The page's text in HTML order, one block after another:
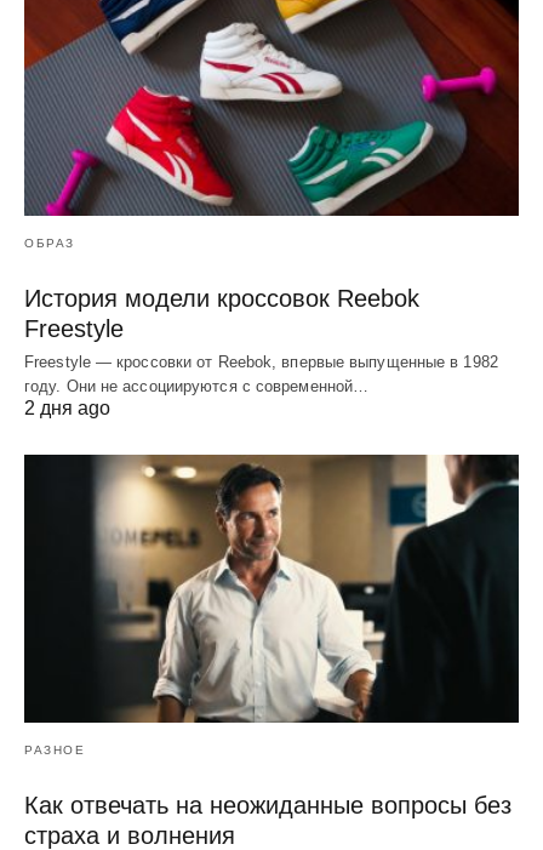
ОБРАЗ
История модели кроссовок Reebok
Freestyle
Freestyle — кроссовки от Reebok, впервые выпущенные в 1982
году. Они не ассоциируются с современной…
2 дня ago
РАЗНОЕ
Как отвечать на неожиданные вопросы без
страха и волнения